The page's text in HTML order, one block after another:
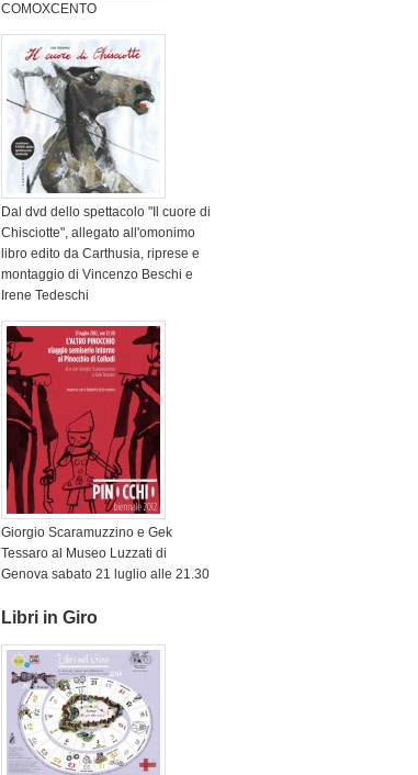
COMOXCENTO
Dal dvd dello spettacolo "Il cuore di
Chisciotte", allegato all'omonimo
libro edito da Carthusia, riprese e
montaggio di Vincenzo Beschi e
Irene Tedeschi
Giorgio Scaramuzzino e Gek
Tessaro al Museo Luzzati di
Genova sabato 21 luglio alle 21.30
Libri in Giro